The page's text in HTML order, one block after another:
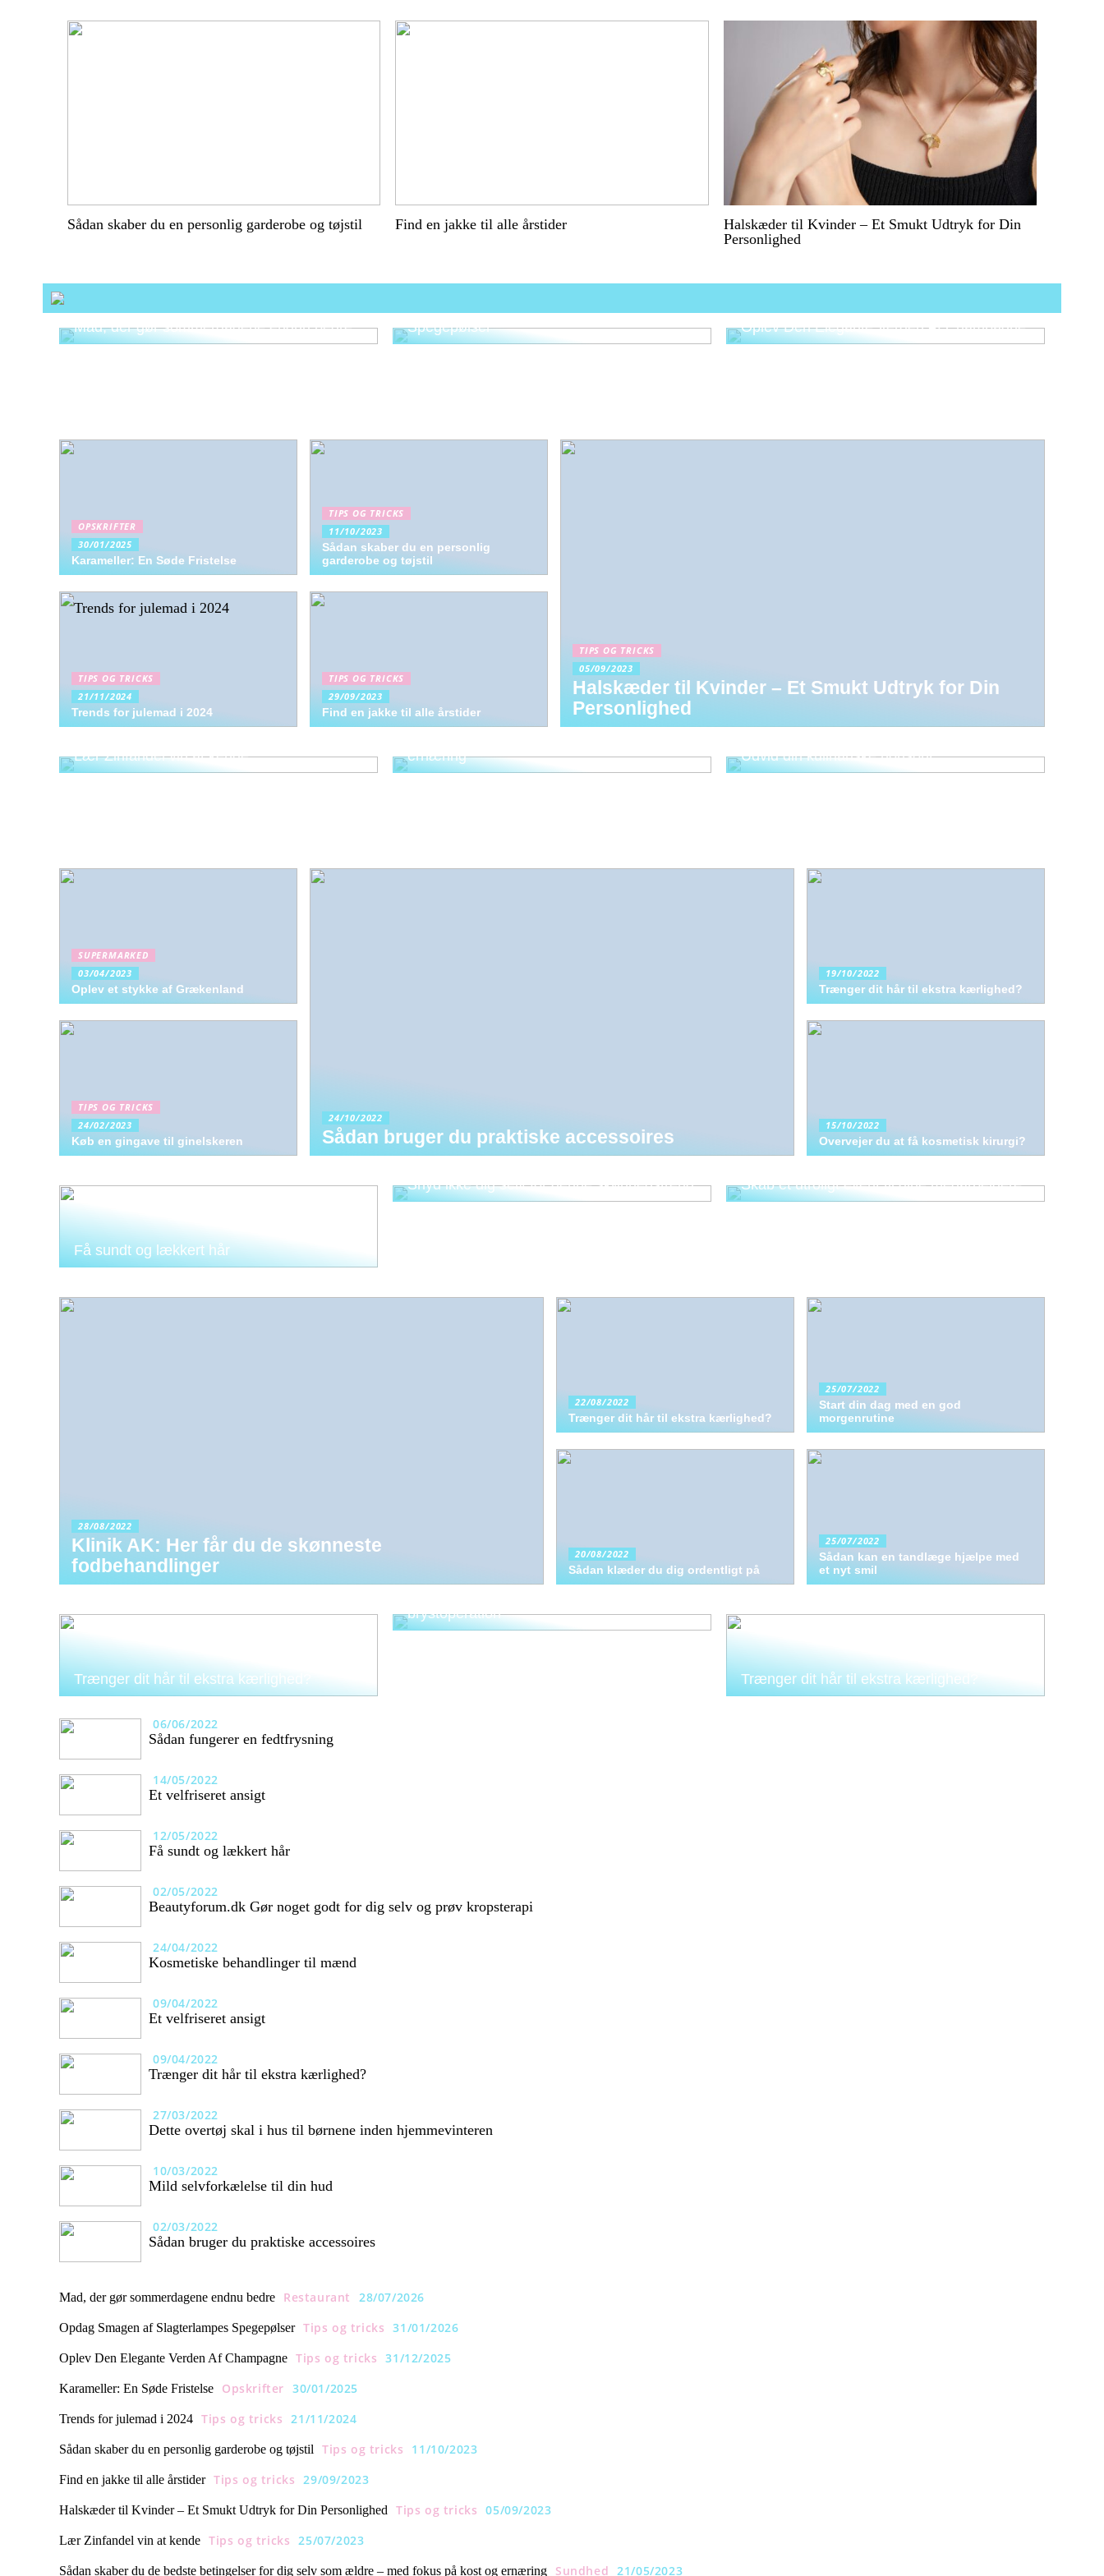
Sådan skaber du en personlig garderobe og tøjstil Find en jakke til alle årstider
Halskæder til Kvinder – Et Smukt Udtryk for Din
Personlighed
Mad, der gør sommerdagene endnu bedre
Opdag Smagen af Slagterlampes
Spegepølser
Oplev Den Elegante Verden Af Champagne
OPSKRIFTER
30/01/2025
Karameller: En Søde Fristelse
TIPS OG TRICKS
21/11/2024
Trends for julemad i 2024
TIPS OG TRICKS
11/10/2023
Sådan skaber du en personlig
garderobe og tøjstil
TIPS OG TRICKS
29/09/2023
Find en jakke til alle årstider
TIPS OG TRICKS
05/09/2023
Halskæder til Kvinder – Et Smukt Udtryk for Din
Personlighed
Lær Zinfandel vin at kende
Sådan skaber du de bedste betingelser for
ernæring
Udvid din kulinariske horisont
SUPERMARKED
03/04/2023
Oplev et stykke af Grækenland
TIPS OG TRICKS
24/02/2023
Køb en gingave til ginelskeren
24/10/2022
Sådan bruger du praktiske accessoires
19/10/2022
Trænger dit hår til ekstra kærlighed?
15/10/2022
Overvejer du at få kosmetisk kirurgi?
Få sundt og lækkert hår
Snyd ikke dig selv for denne skønhedstrend Skab et utroligt event til dine medarbejdere
28/08/2022
Klinik AK: Her får du de skønneste
fodbehandlinger
22/08/2022
Trænger dit hår til ekstra kærlighed?
20/08/2022
Sådan klæder du dig ordentligt på
25/07/2022
Start din dag med en god
morgenrutine
25/07/2022
Sådan kan en tandlæge hjælpe med
et nyt smil
Trænger dit hår til ekstra kærlighed?
brystoperation
Trænger dit hår til ekstra kærlighed?
06/06/2022
Sådan fungerer en fedtfrysning
14/05/2022
Et velfriseret ansigt
12/05/2022
Få sundt og lækkert hår
02/05/2022
Beautyforum.dk Gør noget godt for dig selv og prøv kropsterapi
24/04/2022
Kosmetiske behandlinger til mænd
09/04/2022
Et velfriseret ansigt
09/04/2022
Trænger dit hår til ekstra kærlighed?
27/03/2022
Dette overtøj skal i hus til børnene inden hjemmevinteren
10/03/2022
Mild selvforkælelse til din hud
02/03/2022
Sådan bruger du praktiske accessoires
Mad, der gør sommerdagene endnu bedre Restaurant 28/07/2026
Opdag Smagen af Slagterlampes Spegepølser Tips og tricks 31/01/2026
Oplev Den Elegante Verden Af Champagne Tips og tricks 31/12/2025
Karameller: En Søde Fristelse Opskrifter 30/01/2025
Trends for julemad i 2024 Tips og tricks 21/11/2024
Sådan skaber du en personlig garderobe og tøjstil Tips og tricks 11/10/2023
Find en jakke til alle årstider Tips og tricks 29/09/2023
Halskæder til Kvinder – Et Smukt Udtryk for Din Personlighed Tips og tricks 05/09/2023
Lær Zinfandel vin at kende Tips og tricks 25/07/2023
Sådan skaber du de bedste betingelser for dig selv som ældre – med fokus på kost og ernæring Sundhed 21/05/2023